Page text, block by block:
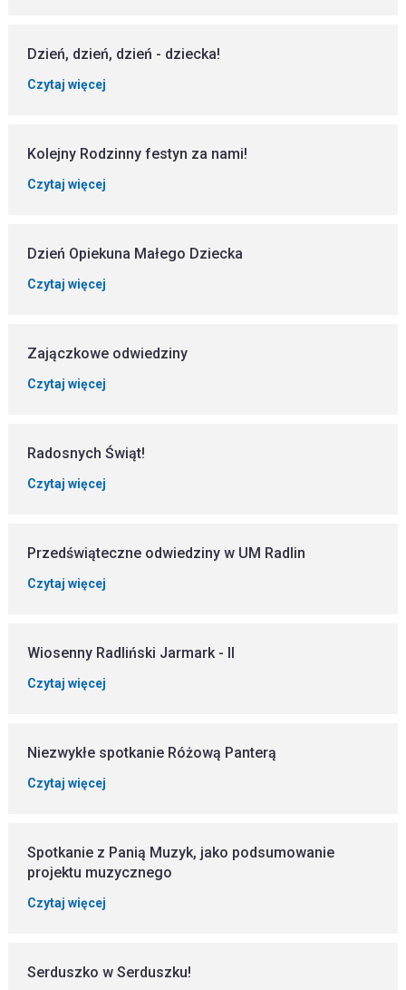
Dzień, dzień, dzień - dziecka!
Czytaj więcej
Kolejny Rodzinny festyn za nami!
Czytaj więcej
Dzień Opiekuna Małego Dziecka
Czytaj więcej
Zajączkowe odwiedziny
Czytaj więcej
Radosnych Świąt!
Czytaj więcej
Przedświąteczne odwiedziny w UM Radlin
Czytaj więcej
Wiosenny Radliński Jarmark - II
Czytaj więcej
Niezwykłe spotkanie Różową Panterą
Czytaj więcej
Spotkanie z Panią Muzyk, jako podsumowanie
projektu muzycznego
Czytaj więcej
Serduszko w Serduszku!